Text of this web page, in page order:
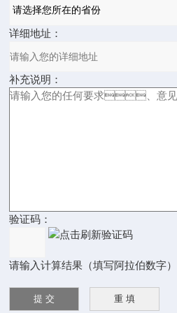
详细地址：
补充说明：
验证码：
请输入计算结果（填写阿拉伯数字）